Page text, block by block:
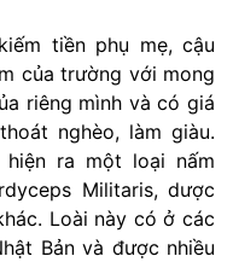
tiền phụ mẹ, cậu
của trường với mong
riêng mình và có giá
nghèo, làm giàu.
ra một loại nấm
Militaris, dược
Loài này có ở các
Bản và được nhiều